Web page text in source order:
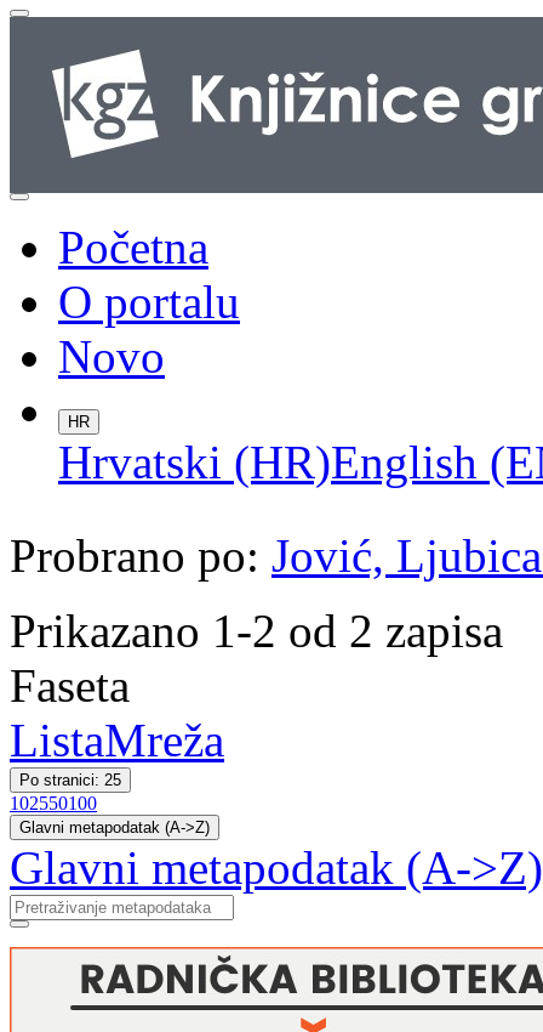
Početna
O portalu
Novo
HR
Hrvatski (HR)English
Probrano po: Jović,
Prikazano 1-2 od 2 zapisa
Faseta
ListaMreža
Po stranici: 25
102550100
Glavni metapodatak (A->Z)
Glavni metapodatak (A->Z)